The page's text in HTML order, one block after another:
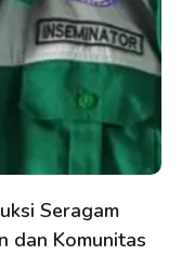
Seragam
dan Komunitas